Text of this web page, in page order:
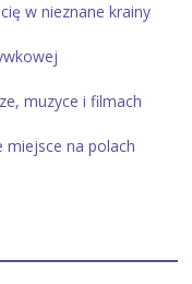
w nieznane krainy
muzyce i filmach
miejsce na polach